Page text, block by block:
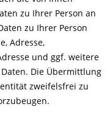
zu Ihrer Person an
zu Ihrer Person
Adresse,
und ggf. weitere
Die Übermittlung
zweifelsfrei zu